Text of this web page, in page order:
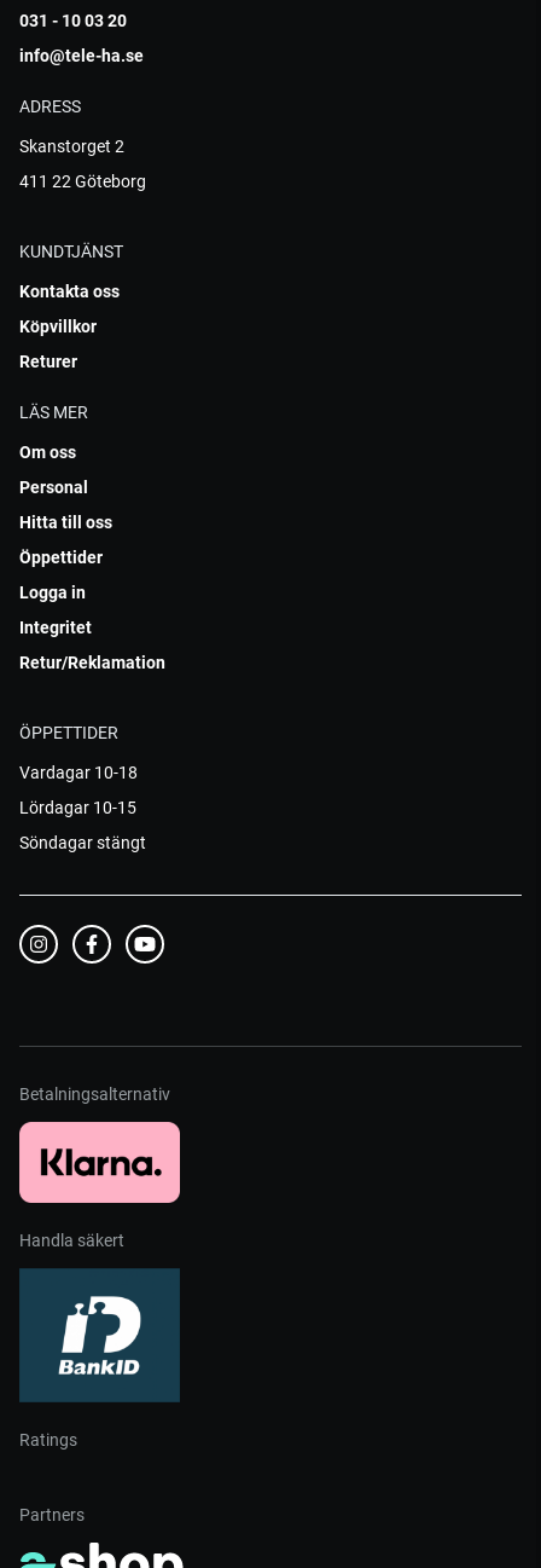
031 - 10 03 20
info@tele-ha.se
ADRESS
Skanstorget 2
411 22 Göteborg
KUNDTJÄNST
Kontakta oss
Köpvillkor
Returer
LÄS MER
Om oss
Personal
Hitta till oss
Öppettider
Logga in
Integritet
Retur/Reklamation
ÖPPETTIDER
Vardagar 10-18
Lördagar 10-15
Söndagar stängt
Betalningsalternativ
Handla säkert
Ratings
Partners